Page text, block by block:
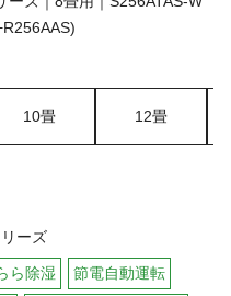
10畳 12畳
ーズ
ら除湿 節電自動運転